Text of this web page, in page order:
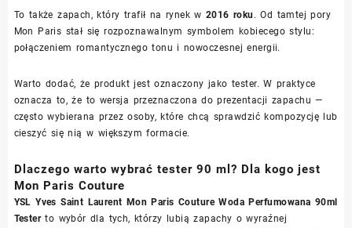
To także zapach, który trafił na rynek w 2016 roku . Od tamtej pory
Mon Paris stał się rozpoznawalnym symbolem kobiecego stylu:
połączeniem romantycznego tonu i nowoczesnej energii.
Warto dodać, że produkt jest oznaczony jako tester. W praktyce
oznacza to, że to wersja przeznaczona do prezentacji zapachu —
często wybierana przez osoby, które chcą sprawdzić kompozycję lub
cieszyć się nią w większym formacie.
Dlaczego warto wybrać tester 90 ml? Dla kogo jest
Mon Paris Couture
YSL Yves Saint Laurent Mon Paris Couture Woda Perfumowana 90ml
Testerto wybór dla tych, którzy lubią zapachy o wyraźnej